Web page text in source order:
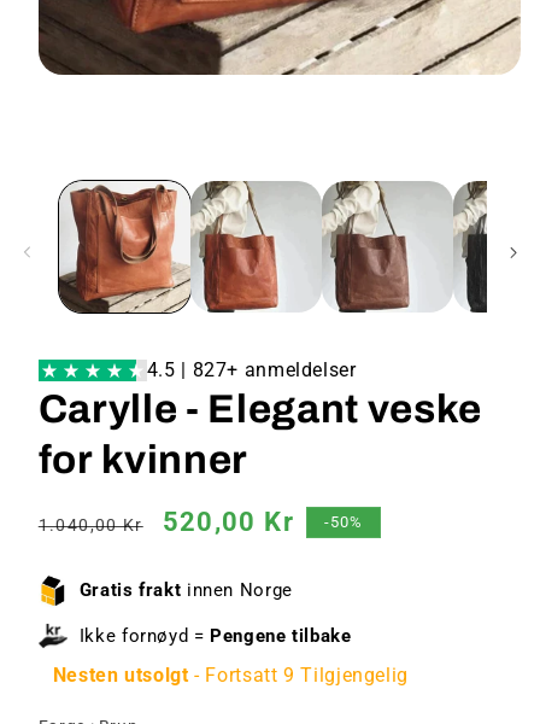
4.5 | 827+ anmeldelser
Carylle - Elegant veske
for kvinner
Vanlig
1.040,00 Kr Salgspris
520,00 Kr -50%
Gratis frakt innen Norge
Ikke fornøyd = Pengene tilbake
Nesten utsolgt - Fortsatt 9 Tilgjengelig